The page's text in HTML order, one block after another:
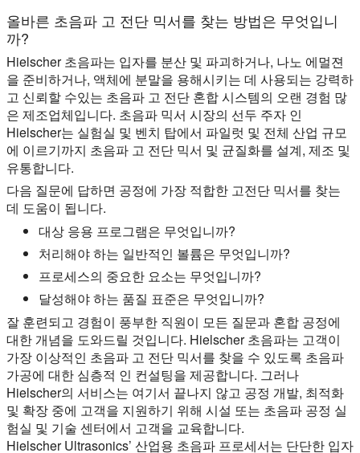
올바른 초음파 고 전단 믹서를 찾는 방법은 무엇입니
까?
Hielscher 초음파는 입자를 분산 및 파괴하거나, 나노 에멀젼
을 준비하거나, 액체에 분말을 용해시키는 데 사용되는 강력하
고 신뢰할 수있는 초음파 고 전단 혼합 시스템의 오랜 경험 많
은 제조업체입니다. 초음파 믹서 시장의 선두 주자 인
Hielscher는 실험실 및 벤치 탑에서 파일럿 및 전체 산업 규모
에 이르기까지 초음파 고 전단 믹서 및 균질화를 설계, 제조 및
유통합니다.
다음 질문에 답하면 공정에 가장 적합한 고전단 믹서를 찾는
데 도움이 됩니다.
대상 응용 프로그램은 무엇입니까?
처리해야 하는 일반적인 볼륨은 무엇입니까?
프로세스의 중요한 요소는 무엇입니까?
달성해야 하는 품질 표준은 무엇입니까?
잘 훈련되고 경험이 풍부한 직원이 모든 질문과 혼합 공정에
대한 개념을 도와드릴 것입니다. Hielscher 초음파는 고객이
가장 이상적인 초음파 고 전단 믹서를 찾을 수 있도록 초음파
가공에 대한 심층적 인 컨설팅을 제공합니다. 그러나
Hielscher의 서비스는 여기서 끝나지 않고 공정 개발, 최적화
및 확장 중에 고객을 지원하기 위해 시설 또는 초음파 공정 실
험실 및 기술 센터에서 고객을 교육합니다.
Hielscher Ultrasonics’ 산업용 초음파 프로세서는 단단한 입자